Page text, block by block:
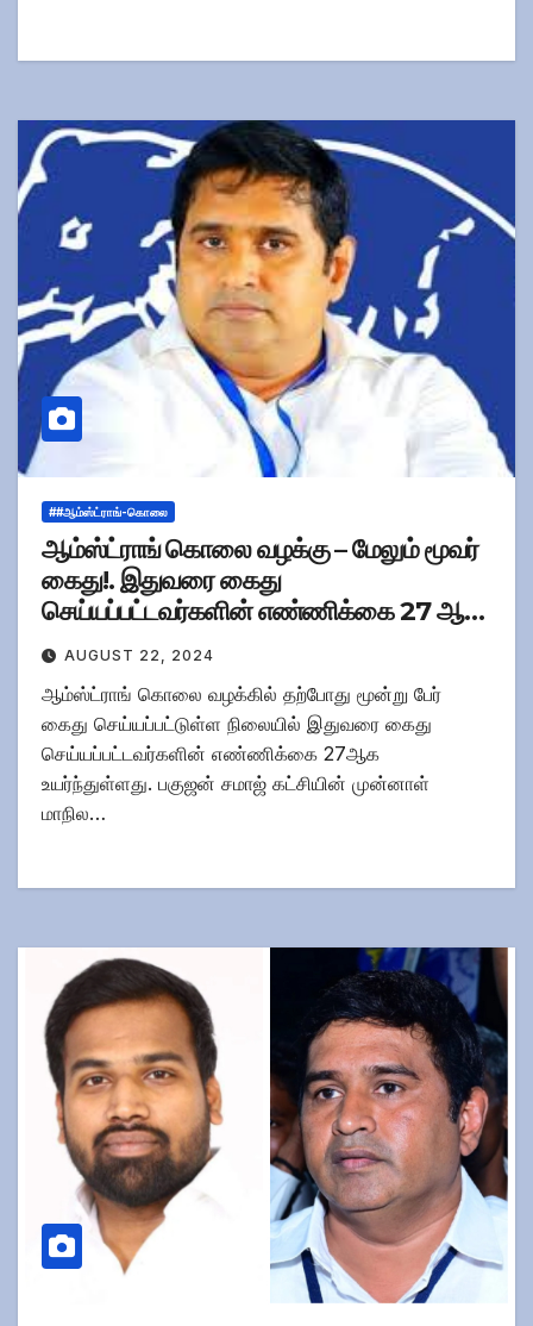
##ஆம்ஸ்ட்ராங்-கொலை
ஆம்ஸ்ட்ராங் கொலை வழக்கு – மேலும் மூவர்
கைது!. இதுவரை கைது
செய்யப்பட்டவர்களின் எண்ணிக்கை 27 ஆக
உயர்வு!
AUGUST 22, 2024
ஆம்ஸ்ட்ராங் கொலை வழக்கில் தற்போது மூன்று பேர்
கைது செய்யப்பட்டுள்ள நிலையில் இதுவரை கைது
செய்யப்பட்டவர்களின் எண்ணிக்கை 27ஆக
உயர்ந்துள்ளது. பகுஜன் சமாஜ் கட்சியின் முன்னாள்
மாநில…